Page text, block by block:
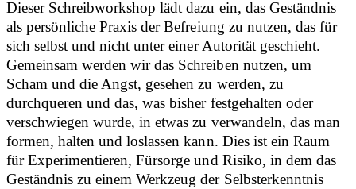
Dieser Schreibworkshop lädt dazu ein, das Geständnis
als persönliche Praxis der Befreiung zu nutzen, das für
sich selbst und nicht unter einer Autorität geschieht.
Gemeinsam werden wir das Schreiben nutzen, um
Scham und die Angst, gesehen zu werden, zu
durchqueren und das, was bisher festgehalten oder
verschwiegen wurde, in etwas zu verwandeln, das man
formen, halten und loslassen kann. Dies ist ein Raum
für Experimentieren, Fürsorge und Risiko, in dem das
Geständnis zu einem Werkzeug der Selbsterkenntnis